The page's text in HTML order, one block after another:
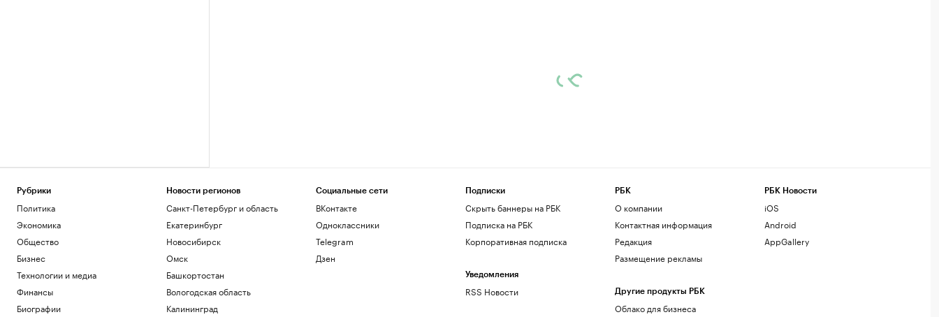
Рубрики
Политика
Экономика
Общество
Бизнес
Технологии и медиа
Финансы
Биографии
Новости регионов
Санкт-Петербург и область
Екатеринбург
Новосибирск
Омск
Башкортостан
Вологодская область
Калининград
Социальные сети
ВКонтакте
Одноклассники
Telegram
Дзен
Подписки
Скрыть баннеры на РБК
Подписка на РБК
Корпоративная подписка
Уведомления
RSS Новости
РБК
О компании
Контактная информация
Редакция
Размещение рекламы
Другие продукты РБК
Облако для бизнеса
РБК Новости
iOS
Android
AppGallery